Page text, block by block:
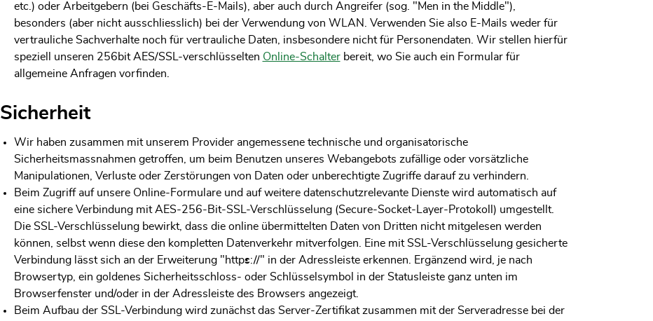
etc.) oder Arbeitgebern (bei Geschäfts-E-Mails), aber auch durch Angreifer (sog. "Men in the Middle"),
besonders (aber nicht ausschliesslich) bei der Verwendung von WLAN. Verwenden Sie also E-Mails weder für
vertrauliche Sachverhalte noch für vertrauliche Daten, insbesondere nicht für Personendaten. Wir stellen hierfür
speziell unseren 256bit AES/SSL-verschlüsselten Online-Schalterbereit, wo Sie auch ein Formular für
allgemeine Anfragen vorfinden.
Sicherheit
Wir haben zusammen mit unserem Provider angemessene technische und organisatorische
Sicherheitsmassnahmen getroffen, um beim Benutzen unseres Webangebots zufällige oder vorsätzliche
Manipulationen, Verluste oder Zerstörungen von Daten oder unberechtigte Zugriffe darauf zu verhindern.
Beim Zugriff auf unsere Online-Formulare und auf weitere datenschutzrelevante Dienste wird automatisch auf
eine sichere Verbindung mit AES-256-Bit-SSL-Verschlüsselung (Secure-Socket-Layer-Protokoll) umgestellt.
Die SSL-Verschlüsselung bewirkt, dass die online übermittelten Daten von Dritten nicht mitgelesen werden
können, selbst wenn diese den kompletten Datenverkehr mitverfolgen. Eine mit SSL-Verschlüsselung gesicherte
Verbindung lässt sich an der Erweiterung "https://" in der Adressleiste erkennen. Ergänzend wird, je nach
Browsertyp, ein goldenes Sicherheitsschloss- oder Schlüsselsymbol in der Statusleiste ganz unten im
Browserfenster und/oder in der Adressleiste des Browsers angezeigt.
Beim Aufbau der SSL-Verbindung wird zunächst das Server-Zertifikat zusammen mit der Serveradresse bei der